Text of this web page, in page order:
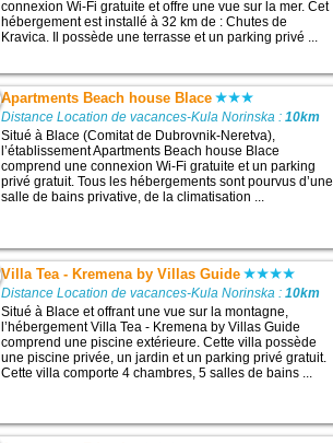
connexion Wi-Fi gratuite et offre une vue sur la mer. Cet
hébergement est installé à 32 km de : Chutes de
Kravica. Il possède une terrasse et un parking privé ...
Apartments Beach house Blace
Distance Location de vacances-Kula Norinska :10km
Situé à Blace (Comitat de Dubrovnik-Neretva),
l’établissement Apartments Beach house Blace
comprend une connexion Wi-Fi gratuite et un parking
privé gratuit. Tous les hébergements sont pourvus d’une
salle de bains privative, de la climatisation ...
Villa Tea - Kremena by Villas Guide
Distance Location de vacances-Kula Norinska :10km
Situé à Blace et offrant une vue sur la montagne,
l’hébergement Villa Tea - Kremena by Villas Guide
comprend une piscine extérieure. Cette villa possède
une piscine privée, un jardin et un parking privé gratuit.
Cette villa comporte 4 chambres, 5 salles de bains ...